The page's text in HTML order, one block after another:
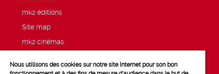
mk2 éditions
Site map
mk2 cinémas
Legal notices
Nous utilisons des cookies sur notre site Internet pour son bon